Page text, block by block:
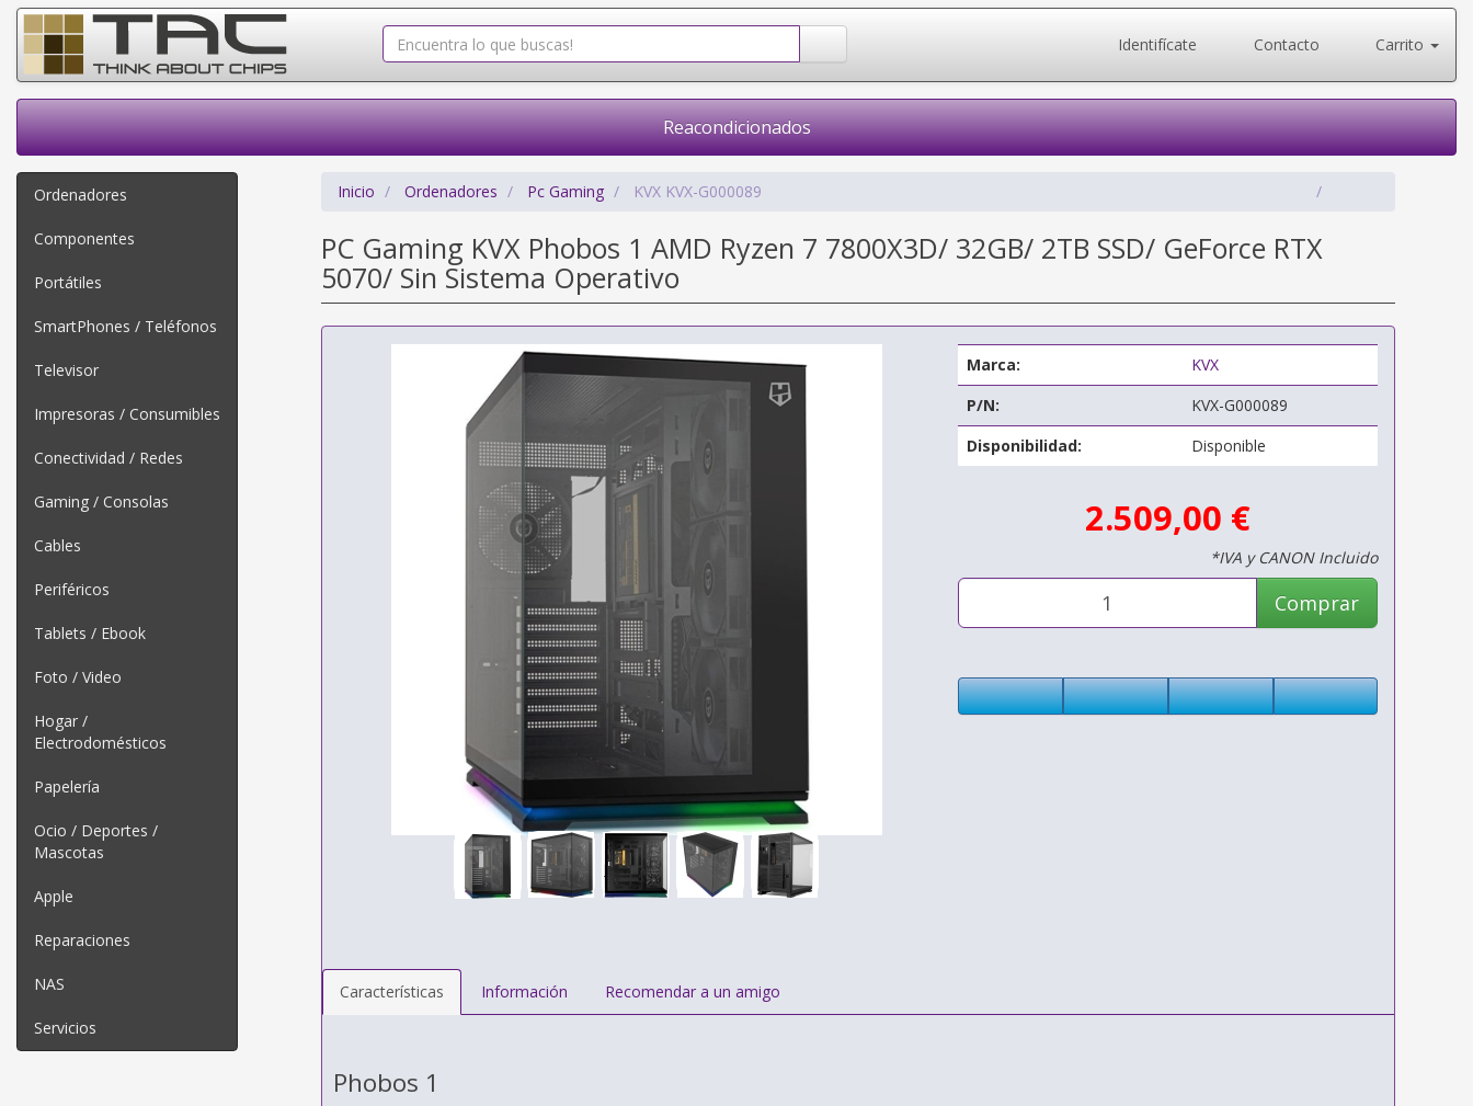
Identifícate Contacto Carrito
Reacondicionados
Ordenadores
Componentes
Portátiles
SmartPhones / Teléfonos
Televisor
Impresoras / Consumibles
Conectividad / Redes
Gaming / Consolas
Cables
Periféricos
Tablets / Ebook
Foto / Video
Hogar /
Electrodomésticos
Papelería
Ocio / Deportes /
Mascotas
Apple
Reparaciones
NAS
Servicios
Inicio Ordenadores Pc Gaming KVX KVX-G000089
PC Gaming KVX Phobos 1 AMD Ryzen 7 7800X3D/ 32GB/ 2TB SSD/ GeForce RTX
5070/ Sin Sistema Operativo
Marca:
KVX
P/N:
KVX-G000089
Disponibilidad:
Disponible
2.509,00 €
*IVA y CANON Incluido
Comprar
Características Información Recomendar a un amigo
Phobos 1